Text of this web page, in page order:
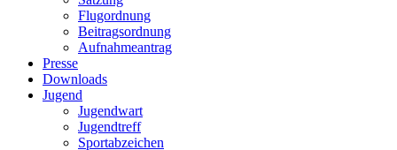
Flugordnung
Beitragsordnung
Aufnahmeantrag
Presse
Downloads
Jugend
Jugendwart
Jugendtreff
Sportabzeichen